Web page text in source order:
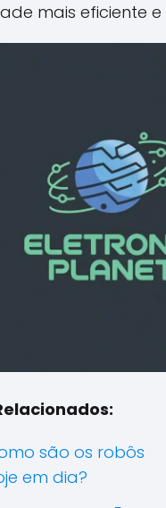
mais eficiente
são os robôs
em dia?